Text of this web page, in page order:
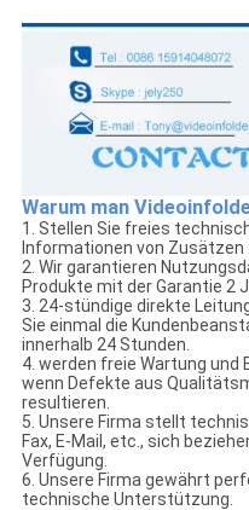
Warum man
1. Stellen Sie freies
Informationen von Zusätzen
2. Wir garantieren
Produkte mit der Garantie 2
3. 24-stündige direkte
Sie einmal die
innerhalb 24 Stunden.
4. werden freie Wartung
wenn Defekte aus
resultieren.
5. Unsere Firma stellt
Fax, E-Mail, etc., sich
Verfügung.
6. Unsere Firma gewährt
technische Unterstützung.